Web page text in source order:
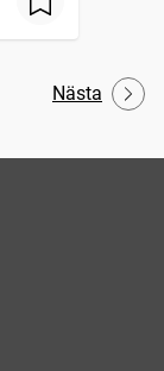
Nästa